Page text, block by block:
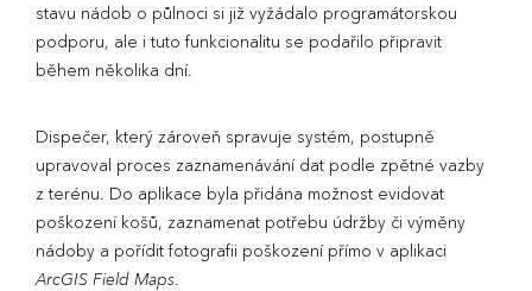
stavu nádob o půlnoci si již vyžádalo programátorskou
podporu, ale i tuto funkcionalitu se podařilo připravit
během několika dní.
Dispečer, který zároveň spravuje systém, postupně
upravoval proces zaznamenávání dat podle zpětné vazby
z terénu. Do aplikace byla přidána možnost evidovat
poškození košů, zaznamenat potřebu údržby či výměny
nádoby a pořídit fotografii poškození přímo v aplikaci
ArcGIS Field Maps.